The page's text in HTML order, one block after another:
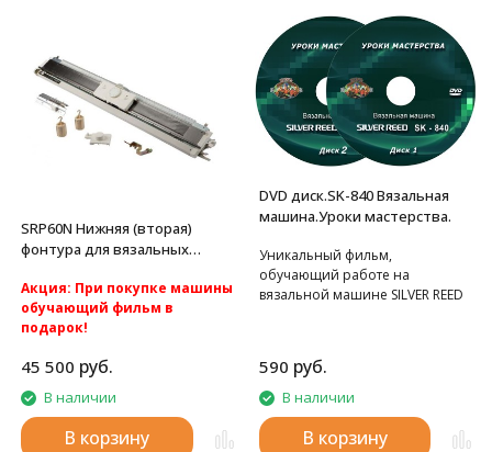
SRP60N Нижняя (вторая)
фонтура для вязальных
Акция: При покупке машины
обучающий фильм в
подарок!
доставка по России.
Вторая фонтура к вязальным
машинам 5 класса Silver Reed
SK280 и Silver Reed SK840.
45 500 руб.
В наличии
В корзину
DVD диск.SK-840 Вязальная
машина.Уроки мастерства.
Уникальный фильм,
обучающий работе на
вязальной машине SILVER REED
590 руб.
В наличии
В корзину